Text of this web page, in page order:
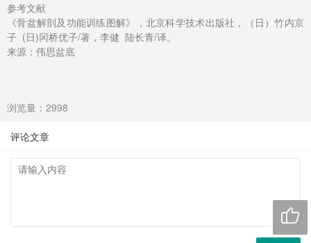
参考文献
《骨盆解剖及功能训练图解》，北京科学技术出版社，（日）竹内京
子 (日)冈桥优子/著，李健 陆长青/译。
来源：伟思盆底
浏览量：2998
评论文章
